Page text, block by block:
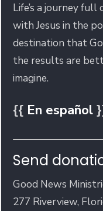
Life’s a journey
with Jesus in the
destination that
the results are
imagine.
{{ En español
Send
Good News
277 Riverview,